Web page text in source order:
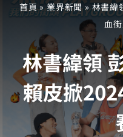
首頁»業界新聞»林書緯
血
林書緯領
賴皮掀